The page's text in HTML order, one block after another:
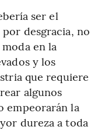
ser el
desgracia, no
en la
y los
que requiere
algunos
empeorarán la
dureza a toda